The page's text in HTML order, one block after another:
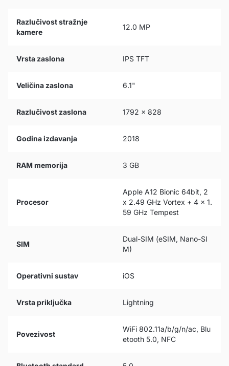
Razlučivost stražnje
kamere
12.0 MP
Vrsta zaslona IPS TFT
Veličina zaslona 6.1"
Razlučivost zaslona 1792 x 828
Godina izdavanja 2018
RAM memorija 3 GB
Procesor
Apple A12 Bionic 64bit, 2
x 2.49 GHz Vortex + 4 x 1.
59 GHz Tempest
SIM
Dual-SIM (eSIM, Nano-SI
M)
Operativni sustav iOS
Vrsta priključka Lightning
Povezivost
WiFi 802.11a/b/g/n/ac, Blu
etooth 5.0, NFC